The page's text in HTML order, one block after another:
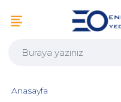
Anasayfa